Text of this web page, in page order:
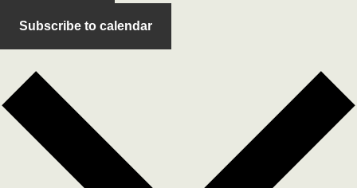
Subscribe to calendar